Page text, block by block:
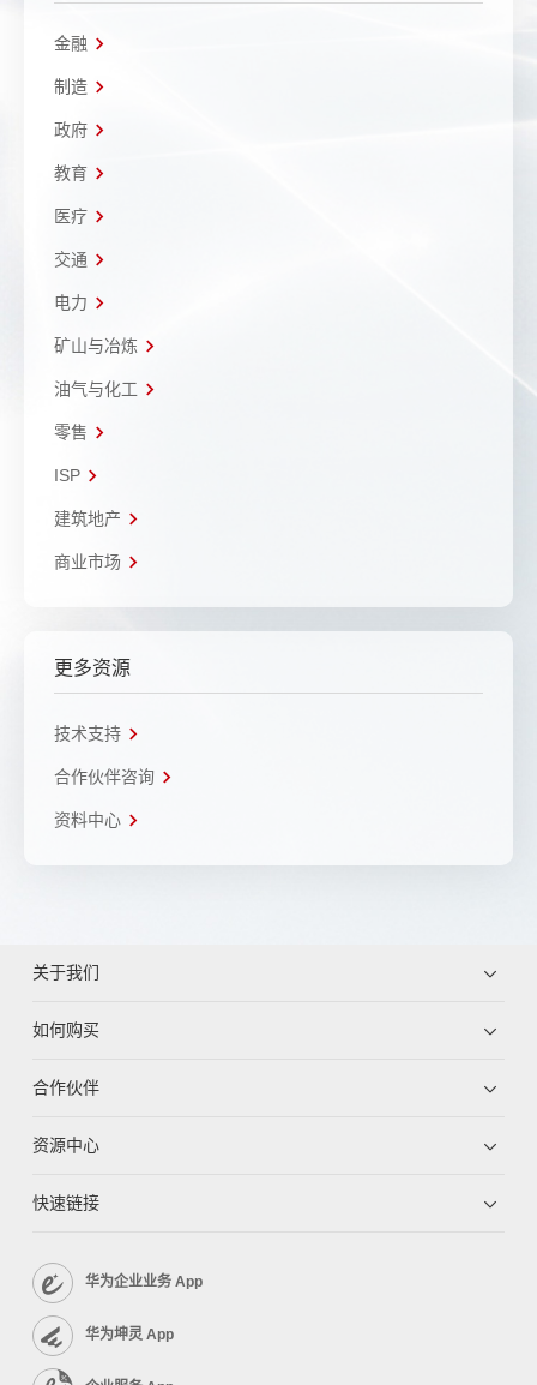
金融
制造
政府
教育
医疗
交通
电力
矿山与冶炼
油气与化工
零售
ISP
建筑地产
商业市场
更多资源
技术支持
合作伙伴咨询
资料中心
关于我们
如何购买
合作伙伴
资源中心
快速链接
华为企业业务 App
华为坤灵 App